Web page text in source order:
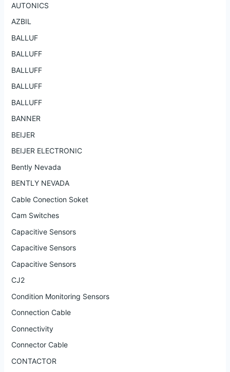
AUTONICS
AZBIL
BALLUF
BALLUFF
BALLUFF
BALLUFF
BALLUFF
BANNER
BEIJER
BEIJER ELECTRONIC
Bently Nevada
BENTLY NEVADA
Cable Conection Soket
Cam Switches
Capacitive Sensors
Capacitive Sensors
Capacitive Sensors
CJ2
Condition Monitoring Sensors
Connection Cable
Connectivity
Connector Cable
CONTACTOR